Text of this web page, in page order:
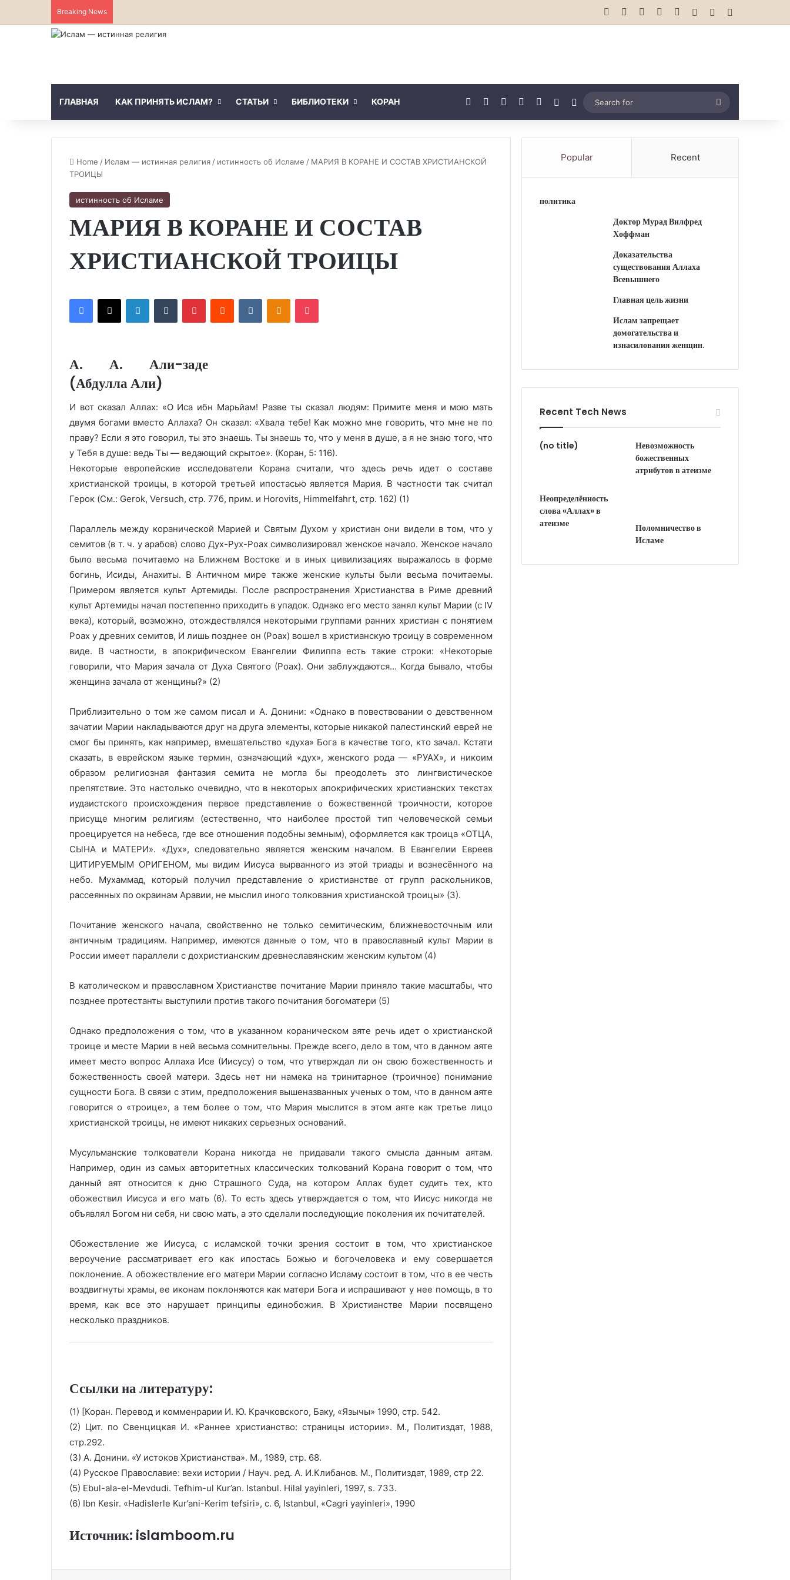
Breaking News Facebook YouTubeInstagram
vk.comLog InRandom Article
ГЛАВНАЯ КАК ПРИНЯТЬ ИСЛАМ? СТАТЬИ БИБЛИОТЕКИ КОРАН Facebook YouTubeInstagram
vk.comRandom Article
Switch skin
for
Home / Ислам — истинная религия / истинность об Исламе / МАРИЯ В КОРАНЕ И СОСТАВ ХРИСТИАНСКОЙ
ТРОИЦЫ
истинность об Исламе
МАРИЯ В КОРАНЕ И СОСТАВ
ХРИСТИАНСКОЙ ТРОИЦЫ
А. А. Али-заде
(Абдулла Али)
И вот сказал Аллах: «О Иса ибн Марьйам! Разве ты сказал людям: Примите меня и мою мать
двумя богами вместо Аллаха? Он сказал: «Хвала тебе! Как можно мне говорить, что мне не по
праву? Если я это говорил, ты это знаешь. Ты знаешь то, что у меня в душе, а я не знаю того, что
у Тебя в душе: ведь Ты — ведающий скрытое». (Коран, 5: 116).
Некоторые европейские исследователи Корана считали, что здесь речь идет о составе
христианской троицы, в которой третьей ипостасью является Мария. В частности так считал
Герок (Cм.: Gerok, Versuch, стр. 77б, прим. и Horovits, Himmelfahrt, cтр. 162) (1)
Параллель между коранической Марией и Святым Духом у христиан они видели в том, что у
семитов (в т. ч. у арабов) слово Дух-Рух-Роах символизировал женское начало. Женское начало
было весьма почитаемо на Ближнем Востоке и в иных цивилизациях выражалось в форме
богинь, Исиды, Анахиты. В Античном мире также женские культы были весьма почитаемы.
Примером является культ Артемиды. После распространения Христианства в Риме древний
культ Артемиды начал постепенно приходить в упадок. Однако его место занял культ Марии (с IV
века), который, возможно, отождествлялся некоторыми группами ранних христиан с понятием
Роах у древних семитов, И лишь позднее он (Роах) вошел в христианскую троицу в современном
виде. В частности, в апокрифическом Евангелии Филиппа есть такие строки: «Некоторые
говорили, что Мария зачала от Духа Святого (Роах). Они заблуждаются… Когда бывало, чтобы
женщина зачала от женщины?» (2)
Приблизительно о том же самом писал и А. Донини: «Однако в повествовании о девственном
зачатии Марии накладываются друг на друга элементы, которые никакой палестинский еврей не
смог бы принять, как например, вмешательство «духа» Бога в качестве того, кто зачал. Кстати
сказать, в еврейском языке термин, означающий «дух», женского рода — «РУАХ», и никоим
образом религиозная фантазия семита не могла бы преодолеть это лингвистическое
препятствие. Это настолько очевидно, что в некоторых апокрифических христианских текстах
иудаистского происхождения первое представление о божественной троичности, которое
присуще многим религиям (естественно, что наиболее простой тип человеческой семьи
проецируется на небеса, где все отношения подобны земным), оформляется как троица «ОТЦА,
СЫНА и МАТЕРИ». «Дух», следовательно является женским началом. В Евангелии Евреев
ЦИТИРУЕМЫМ ОРИГЕНОМ, мы видим Иисуса вырванного из этой триады и вознесённого на
небо. Мухаммад, который получил представление о христианстве от групп раскольников,
рассеянных по окраинам Аравии, не мыслил иного толкования христианской троицы» (3).
Почитание женского начала, свойственно не только семитическим, ближневосточным или
античным традициям. Например, имеются данные о том, что в православный культ Марии в
России имеет параллели с дохристианским древнеславянским женским культом (4)
В католическом и православном Христианстве почитание Марии приняло такие масштабы, что
позднее протестанты выступили против такого почитания богоматери (5)
Однако предположения о том, что в указанном кораническом аяте речь идет о христианской
троице и месте Марии в ней весьма сомнительны. Прежде всего, дело в том, что в данном аяте
имеет место вопрос Аллаха Исе (Иисусу) о том, что утверждал ли он свою божественность и
божественность своей матери. Здесь нет ни намека на тринитарное (троичное) понимание
сущности Бога. В связи с этим, предположения вышеназванных ученых о том, что в данном аяте
говорится о «троице», а тем более о том, что Мария мыслится в этом аяте как третье лицо
христианской троицы, не имеют никаких серьезных оснований.
Мусульманские толкователи Корана никогда не придавали такого смысла данным аятам.
Например, один из самых авторитетных классических толкований Корана говорит о том, что
данный аят относится к дню Страшного Суда, на котором Аллах будет судить тех, кто
обожествил Иисуса и его мать (6). То есть здесь утверждается о том, что Иисус никогда не
объявлял Богом ни себя, ни свою мать, а это сделали последующие поколения их почитателей.
Обожествление же Иисуса, с исламской точки зрения состоит в том, что христианское
вероучение рассматривает его как ипостась Божью и богочеловека и ему совершается
поклонение. А обожествление его матери Марии согласно Исламу состоит в том, что в ее честь
воздвигнуты храмы, ее иконам поклоняются как матери Бога и испрашивают у нее помощь, в то
время, как все это нарушает принципы единобожия. В Христианстве Марии посвящено
несколько праздников.
Ссылки на литературу:
(1) [Коран. Перевод и комменрарии И. Ю. Крачковского, Баку, «Язычы» 1990, стр. 542.
(2) Цит. по Свенцицкая И. «Раннее христианство: страницы истории». М., Политиздат, 1988,
стр.292.
(3) А. Донини. «У истоков Христианства». М., 1989, стр. 68.
(4) Русское Православие: вехи истории / Науч. ред. А. И.Клибанов. М., Политиздат, 1989, стр 22.
(5) Ebul-ala-el-Mevdudi. Tefhim-ul Kur’an. Istanbul. Hilal yayinleri, 1997, s. 733.
(6) Ibn Kesir. «Hadislerle Kur’ani-Kerim tefsiri», c. 6, Istanbul, «Сagri yayinleri», 1990
Источник: islamboom.ru
Popular Recent
политика
Доктор Мурад Вилфред
Хоффман
Доказательства
существования Аллаха
Всевышнего
Главная цель жизни
Ислам запрещает
домогательства и
изнасилования женщин.
Recent Tech News
(no title)
Невозможность
божественных
атрибутов в атеизме
Неопределённость
слова «Аллах» в
атеизме
Поломничество в
Исламе